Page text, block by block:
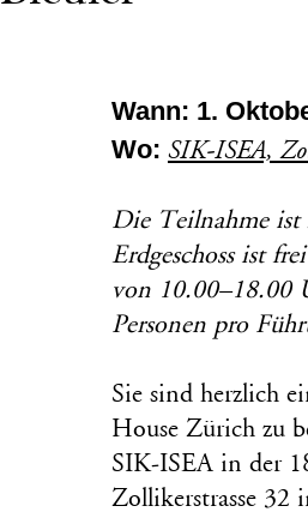
Wann: 1.
Wo: SIK-ISEA,
Die Teilnahme ist
Erdgeschoss ist
von 10.00–18.00
Personen pro
Sie sind herzlich
House Zürich zu
SIK-ISEA in der
Zollikerstrasse 32